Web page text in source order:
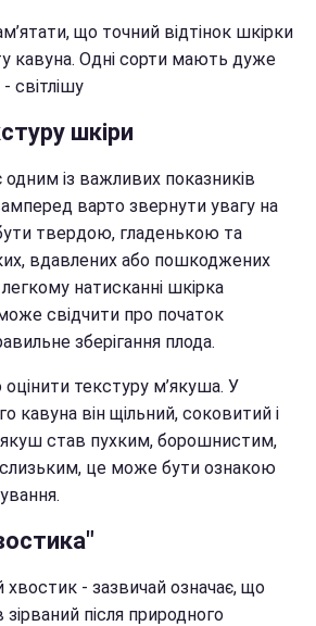
що точний відтінок шкірки
кавуна. Одні сорти мають дуже
світлішу
шкіри
із важливих показників
варто звернути увагу на
твердою, гладенькою та
вдавлених або пошкоджених
натисканні шкірка
свідчити про початок
зберігання плода.
текстуру м’якуша. У
кавуна він щільний, соковитий і
став пухким, борошнистим,
це може бути ознакою
хвостик - зазвичай означає, що
після природного